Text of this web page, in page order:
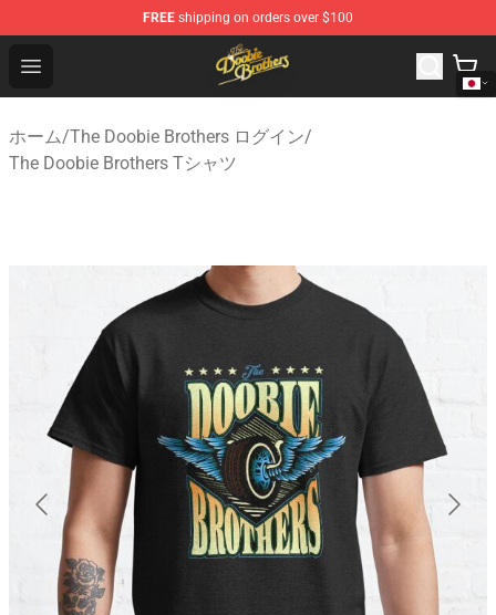
FREE shipping on orders over $100
Open menu
The Doobie Brothers Store - Official The Doobie
ホーム/The Doobie Brothers ログイン/
The Doobie Brothers Tシャツ